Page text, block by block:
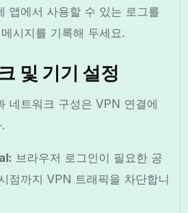
앱에서 사용할 수 있는 로그를
시지를 기록해 두세요.
및 기기 설정
네트워크 구성은 VPN 연결에
브라우저 로그인이 필요한 공
점까지 VPN 트래픽을 차단합니